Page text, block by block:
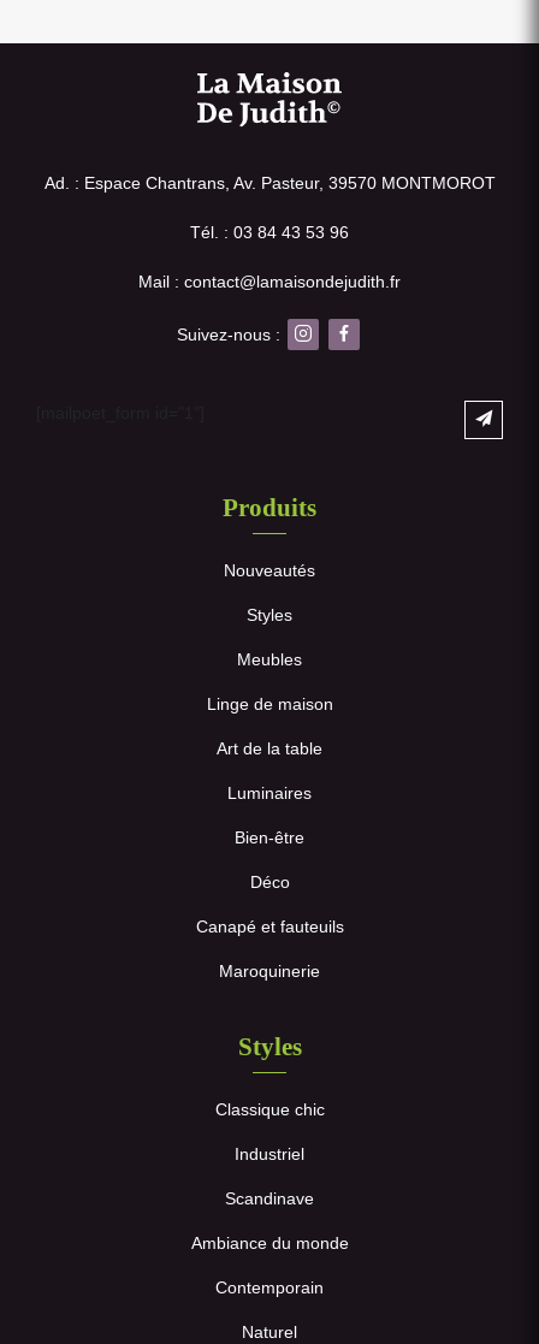
Ad. : Espace Chantrans, Av. Pasteur, 39570 MONTMOROT
Tél. : 03 84 43 53 96
Mail : contact@lamaisondejudith.fr
Suivez-nous :
Produits
Nouveautés
Styles
Meubles
Linge de maison
Art de la table
Luminaires
Bien-être
Déco
Canapé et fauteuils
Maroquinerie
Styles
Classique chic
Industriel
Scandinave
Ambiance du monde
Contemporain
Naturel